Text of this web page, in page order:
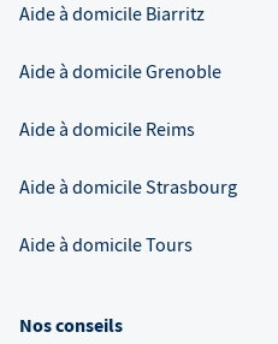
Aide à domicile Biarritz
Aide à domicileGrenoble
Aide à domicile Reims
Aide à domicileStrasbourg
Aide à domicileTours
Nos conseils